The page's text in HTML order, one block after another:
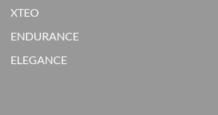
XTEO
ENDURANCE
ELEGANCE